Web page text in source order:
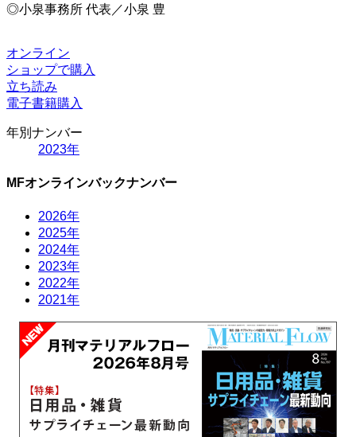
◎小泉事務所 代表／小泉 豊
オンライン
ショップで購入
立ち読み
電子書籍購入
年別ナンバー
2023年
MFオンラインバックナンバー
2026年
2025年
2024年
2023年
2022年
2021年